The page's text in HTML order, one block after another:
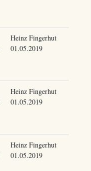
Heinz Fingerhut
01.05.2019
Heinz Fingerhut
01.05.2019
Heinz Fingerhut
01.05.2019